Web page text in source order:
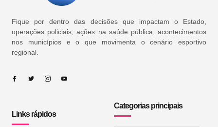
Fique por dentro das decisões que impactam o Estado,
operações policiais, ações na saúde pública, acontecimentos
nos municípios e o que movimenta o cenário esportivo
regional.
Links rápidos
Categorias principais